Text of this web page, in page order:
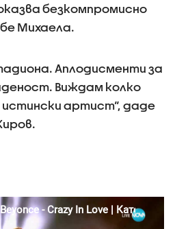
безкомпромисно
Михаела.
Аплодисменти за
Виждам колко
истински артист“, даде